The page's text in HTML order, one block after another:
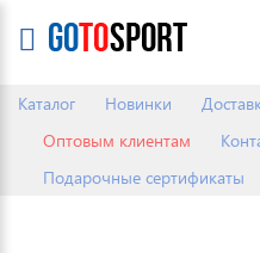
Каталог Новинки
Оптовым клиентам
Подарочные сертификаты